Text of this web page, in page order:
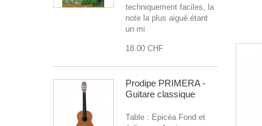
techniquement faciles, la
note la plus aiguë étant
un mi
18.00 CHF
Prodipe PRIMERA -
Guitare classique
Table : Epicéa Fond et